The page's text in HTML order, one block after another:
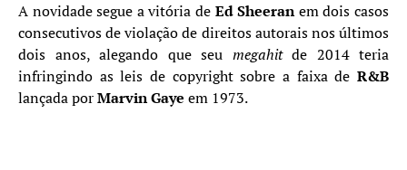
A novidade segue a vitória de Ed Sheeranem dois casos
consecutivos de violação de direitos autorais nos últimos
dois anos, alegando que seu megahitde 2014 teria
infringindo as leis de copyright sobre a faixa de R&B
lançada porMarvin Gaye em 1973.